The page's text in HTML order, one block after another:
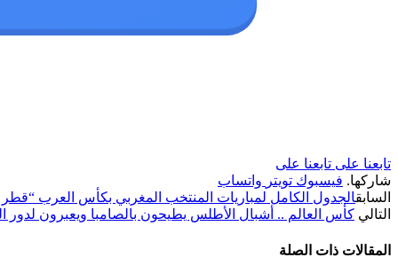
تابعنا على تابعنا على
شاركها. فيسبوك تويتر واتساب
السابقالجدول الكامل لمباريات المنتخب المغربي بكأس العرب “قطر
التالي كأس العالم .. أشبال الأطلس يطيحون بالصامبا ويعبرون لدور
المقالات ذات الصلة